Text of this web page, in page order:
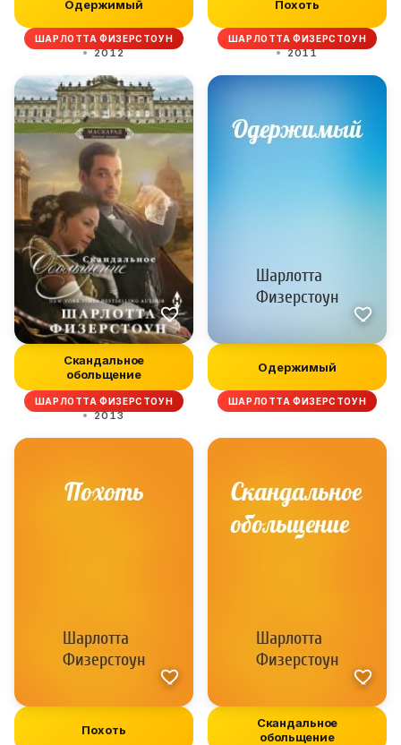
Одержимый
ШАРЛОТТА ФИЗЕРСТОУН
2012
Похоть
ШАРЛОТТА ФИЗЕРСТОУН
2011
Скандальное
обольщение
ШАРЛОТТА ФИЗЕРСТОУН
2013
Одержимый
ШАРЛОТТА ФИЗЕРСТОУН
Похоть
Скандальное
обольщение